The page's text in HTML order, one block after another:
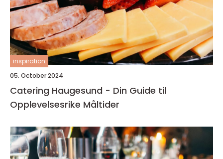
inspiration
05. October 2024
Catering Haugesund - Din Guide til
Opplevelsesrike Måltider